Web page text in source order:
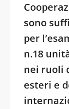
sono
per
n.18
nei ruoli
esteri e